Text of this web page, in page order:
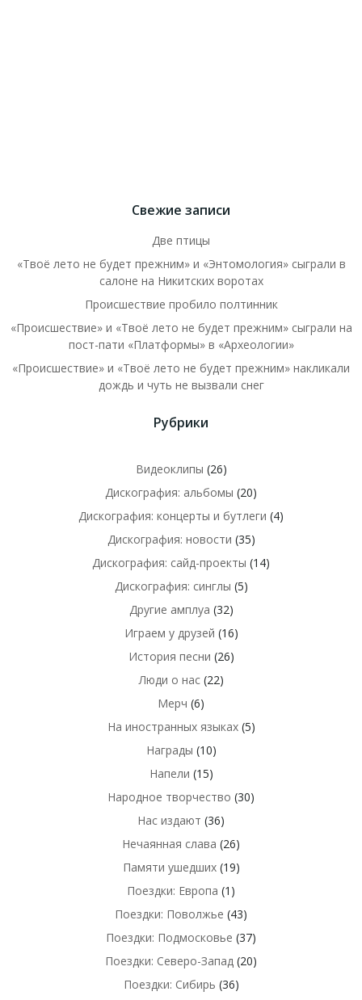
Свежие записи
Две птицы
«Твоё лето не будет прежним» и «Энтомология» сыграли в
салоне на Никитских воротах
Происшествие пробило полтинник
«Происшествие» и «Твоё лето не будет прежним» сыграли на
пост-пати «Платформы» в «Археологии»
«Происшествие» и «Твоё лето не будет прежним» накликали
дождь и чуть не вызвали снег
Рубрики
Видеоклипы (26)
Дискография: альбомы (20)
Дискография: концерты и бутлеги (4)
Дискография: новости (35)
Дискография: сайд-проекты (14)
Дискография: синглы (5)
Другие амплуа (32)
Играем у друзей (16)
История песни (26)
Люди о нас(22)
Мерч (6)
На иностранных языках(5)
Награды (10)
Напели (15)
Народное творчество (30)
Нас издают (36)
Нечаянная слава (26)
Памяти ушедших(19)
Поездки: Европа (1)
Поездки: Поволжье (43)
Поездки: Подмосковье (37)
Поездки: Северо-Запад (20)
Поездки: Сибирь (36)